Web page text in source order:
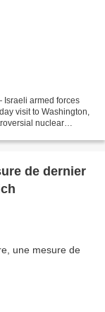
Israeli armed forces
visit to Washington,
nuclear
de dernier